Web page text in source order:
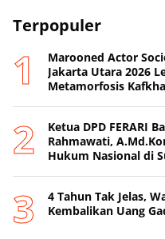
Terpopuler
Marooned Actor
Jakarta Utara 2026
Metamorfosis
Ketua DPD FERARI
Rahmawati,
Hukum Nasional di
4 Tahun Tak Jelas,
Kembalikan Uang